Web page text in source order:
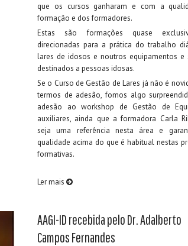
que os cursos ganharam e com a
formação e dos formadores.
Estas são formações quase
direcionadas para a prática do trabalho
lares de idosos e noutros equipamentos e
destinados a pessoas idosas.
Se o Curso de Gestão de Lares já não é
termos de adesão, fomos algo
adesão ao workshop de Gestão de
auxiliares, ainda que a formadora Carla
seja uma referência nesta área e
qualidade acima do que é habitual nestas
formativas.
Ler mais
AAGI-ID recebida pelo Dr. Adalberto
Campos Fernandes